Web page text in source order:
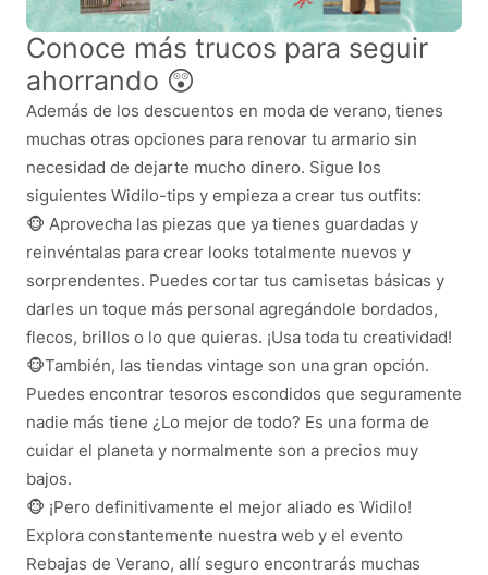
Conoce más trucos para seguir
ahorrando 😲
Además de los descuentos en moda de verano, tienes
muchas otras opciones para renovar tu armario sin
necesidad de dejarte mucho dinero. Sigue los
siguientes Widilo-tips y empieza a crear tus outfits:
🐵 Aprovecha las piezas que ya tienes guardadas y
reinvéntalas para crear looks totalmente nuevos y
sorprendentes. Puedes cortar tus camisetas básicas y
darles un toque más personal agregándole bordados,
flecos, brillos o lo que quieras. ¡Usa toda tu creatividad!
🐵También, las tiendas vintage son una gran opción.
Puedes encontrar tesoros escondidos que seguramente
nadie más tiene ¿Lo mejor de todo? Es una forma de
cuidar el planeta y normalmente son a precios muy
bajos.
🐵 ¡Pero definitivamente el mejor aliado es Widilo!
Explora constantemente nuestra web y el evento
Rebajas de Verano, allí seguro encontrarás muchas